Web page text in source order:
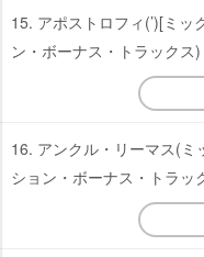
15. アポストロフィ(’)[ミッ
ン・ボーナス・トラックス)
16. アンクル・リーマス(ミ
ション・ボーナス・トラッ